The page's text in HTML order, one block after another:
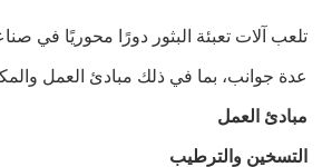
تلعب آلات تعبئة البثور دورًا محوريًا في
عدة جوانب، بما في ذلك مبادئ العمل
مبادئ العمل
التسخين والترطيب